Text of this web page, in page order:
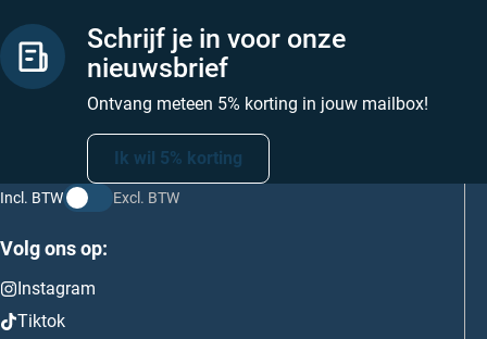
Schrijf je in voor onze
nieuwsbrief
Ontvang meteen 5% korting in jouw mailbox!
Ik wil 5% korting
Incl. BTW Excl. BTW
Volg ons op:
Instagram
Tiktok